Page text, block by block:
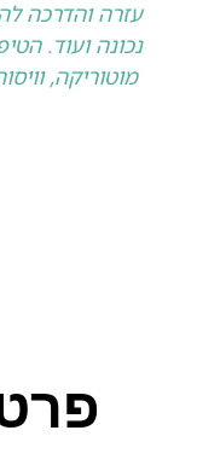
עזרה והדרכה
נכונה ועוד.
מוטוריקה,